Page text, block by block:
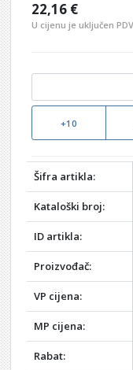
22,16 €
U cijenu je uključen PDV
+10
Šifra artikla:
Kataloški broj:
ID artikla:
Proizvođač:
VP cijena:
MP cijena:
Rabat: